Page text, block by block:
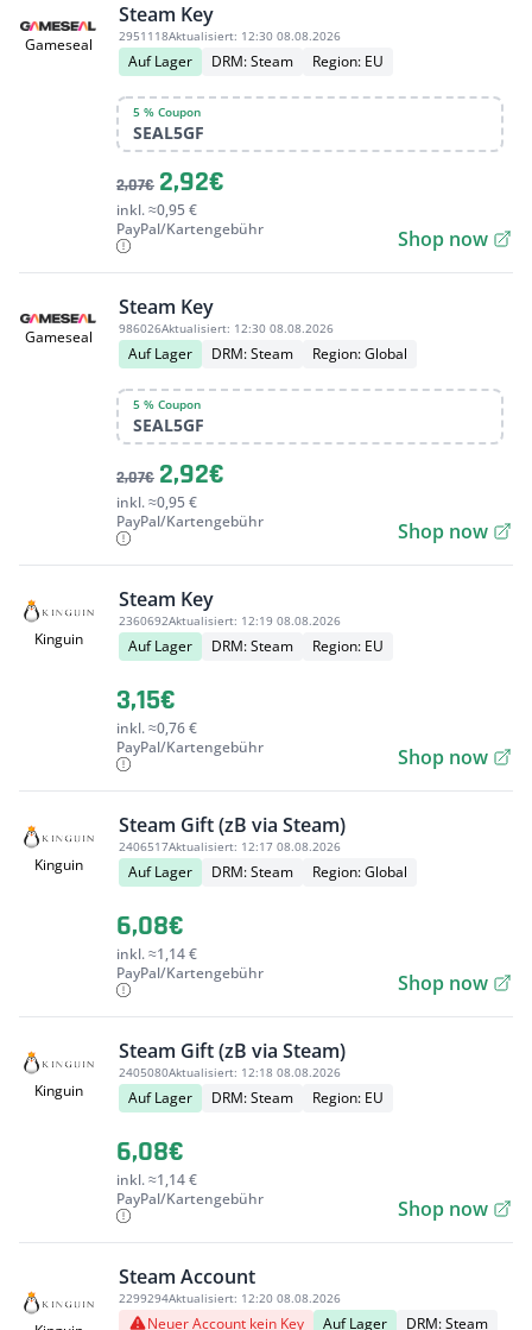
Gameseal
Steam Key
2951118Aktualisiert: 12:30 08.08.2026
Auf Lager DRM: Steam Region: EU
5 % Coupon
SEAL5GF
2,07€ 2,92€
inkl. ≈0,95 €
PayPal/Kartengebühr
Shop now
Gameseal
Steam Key
986026Aktualisiert: 12:30 08.08.2026
Auf Lager DRM: Steam Region: Global
5 % Coupon
SEAL5GF
2,07€ 2,92€
inkl. ≈0,95 €
PayPal/Kartengebühr
Shop now
Kinguin
Steam Key
2360692Aktualisiert: 12:19 08.08.2026
Auf Lager DRM: Steam Region: EU
3,15€
inkl. ≈0,76 €
PayPal/Kartengebühr
Shop now
Kinguin
Steam Gift (zB via Steam)
2406517Aktualisiert: 12:17 08.08.2026
Auf Lager DRM: Steam Region: Global
6,08€
inkl. ≈1,14 €
PayPal/Kartengebühr
Shop now
Kinguin
Steam Gift (zB via Steam)
2405080Aktualisiert: 12:18 08.08.2026
Auf Lager DRM: Steam Region: EU
6,08€
inkl. ≈1,14 €
PayPal/Kartengebühr
Shop now
Steam Account
2299294Aktualisiert: 12:20 08.08.2026
Neuer Account kein Key Auf Lager
DRM: Steam